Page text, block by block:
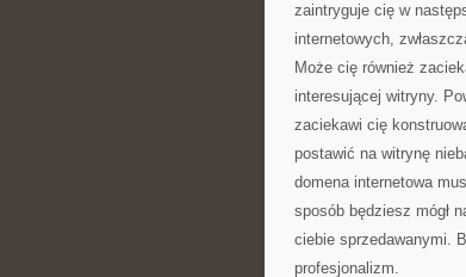
zaintryguje cię w
internetowych,
Może cię również
interesującej witryny.
zaciekawi cię
postawić na witrynę
domena internetowa
sposób będziesz mógł
ciebie sprzedawanymi.
profesjonalizm.